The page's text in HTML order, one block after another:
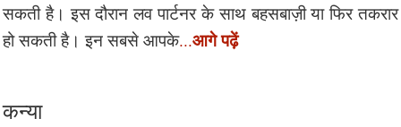
सकती है। इस दौरान लव पार्टनर के साथ बहसबाज़ी या फिर तकरार
हो सकती है। इन सबसे आपके...आगे पढ़ें
कन्या